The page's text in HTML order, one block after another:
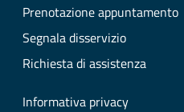
Prenotazione appuntamento
Segnala disservizio
Richiesta di assistenza
Informativa privacy